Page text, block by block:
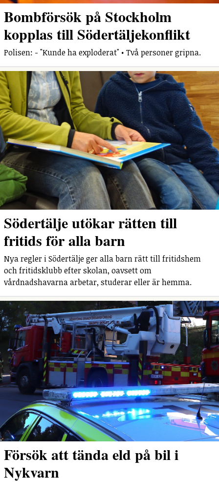
Bombförsök på Stockholm
kopplas till Södertäljekonflikt
Polisen: - "Kunde ha exploderat" • Två personer gripna.
Södertälje utökar rätten till
fritids för alla barn
Nya regler i Södertälje ger alla barn rätt till fritidshem
och fritidsklubb efter skolan, oavsett om
vårdnadshavarna arbetar, studerar eller är hemma.
Försök att tända eld på bil i
Nykvarn